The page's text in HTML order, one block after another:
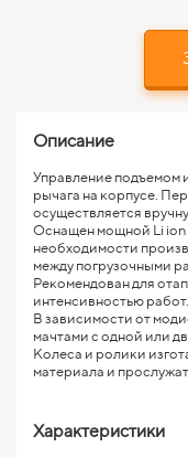
Описание
Управление подъемом
рычага на корпусе.
осуществляется
Оснащен мощной Li ion
необходимости
между погрузочными
Рекомендован для
интенсивностью работ.
В зависимости от
мачтами с одной или
Колеса и ролики
материала и
Характеристики